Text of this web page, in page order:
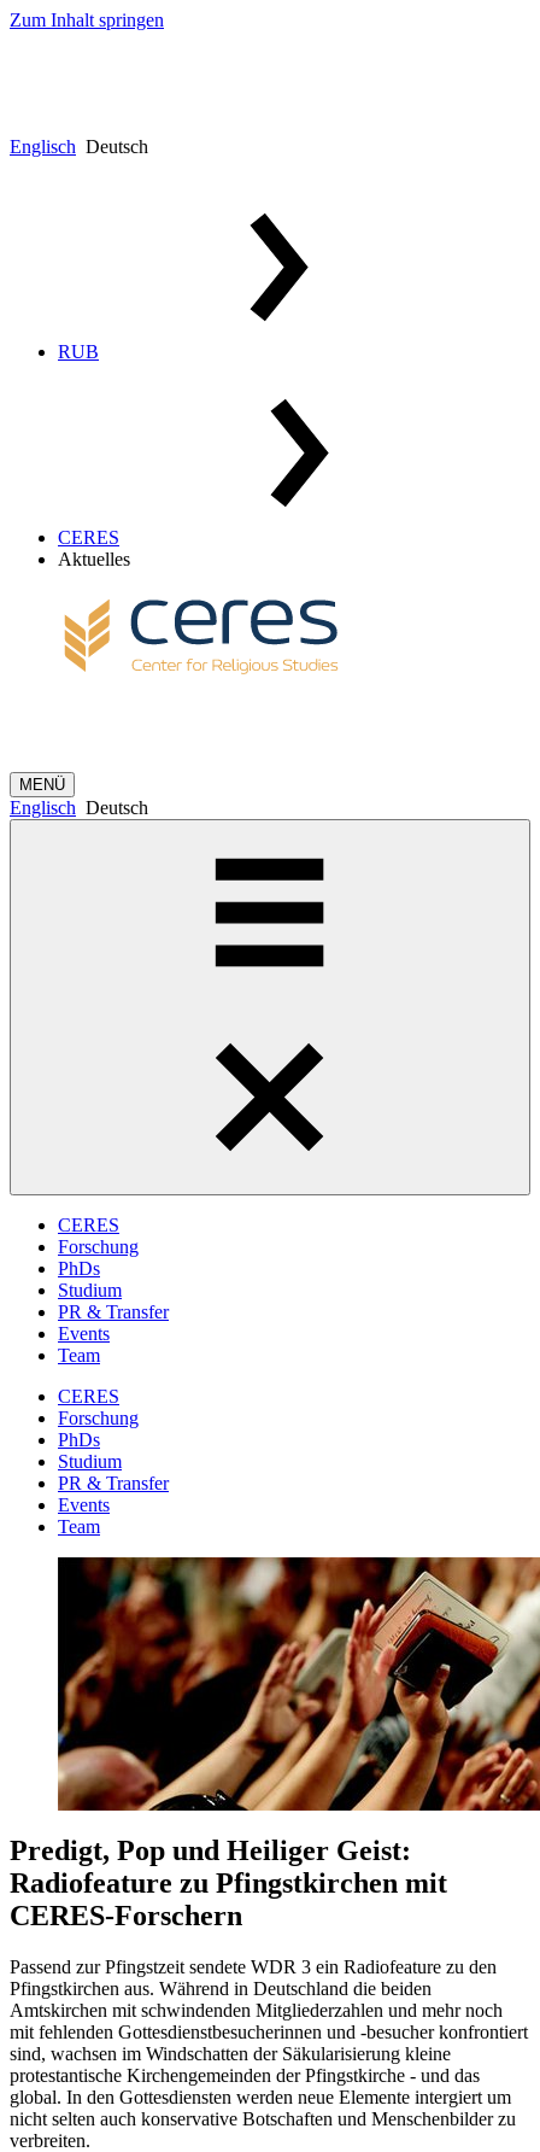
Zum Inhalt springen
Englisch Deutsch
RUB
CERES
Aktuelles
MENÜ
Englisch Deutsch
CERES
Forschung
PhDs
Studium
PR & Transfer
Events
Team
CERES
Forschung
PhDs
Studium
PR & Transfer
Events
Team
Predigt, Pop und Heiliger Geist:
Radiofeature zu Pfingstkirchen mit
CERES-Forschern
Passend zur Pfingstzeit sendete WDR 3 ein Radiofeature zu den
Pfingstkirchen aus. Während in Deutschland die beiden
Amtskirchen mit schwindenden Mitgliederzahlen und mehr noch
mit fehlenden Gottesdienstbesucherinnen und -besucher konfrontiert
sind, wachsen im Windschatten der Säkularisierung kleine
protestantische Kirchengemeinden der Pfingstkirche - und das
global. In den Gottesdiensten werden neue Elemente intergiert um
nicht selten auch konservative Botschaften und Menschenbilder zu
verbreiten.